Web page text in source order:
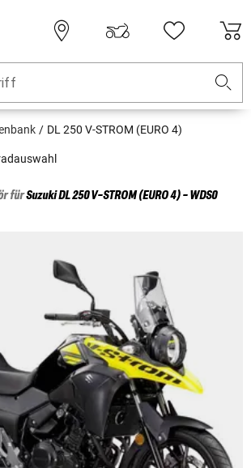
DL 250 V-STROM (EURO 4)
fürSuzukiDL 250 V-STROM (EURO 4) - WDS0